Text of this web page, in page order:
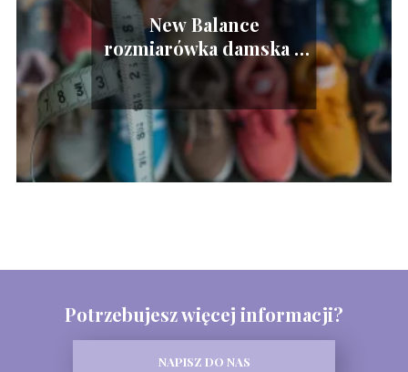
New Balance
rozmiarówka damska –
jak dobrać idealny
rozmiar?
Potrzebujesz więcej informacji?
NAPISZ DO NAS